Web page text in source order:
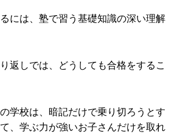
には、塾で習う基礎知識の深い理解
返しでは、どうしても合格をするこ
学校は、暗記だけで乗り切ろうとす
、学ぶ力が強いお子さんだけを取れ